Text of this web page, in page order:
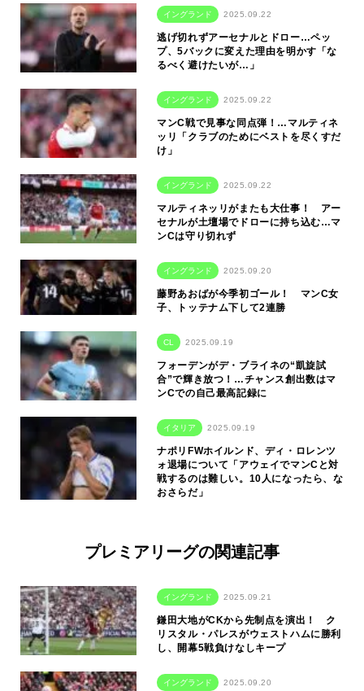
イングランド 2025.09.22
逃げ切れずアーセナルとドロー…ペッ
プ、5バックに変えた理由を明かす「な
るべく避けたいが…」
イングランド 2025.09.22
マンC戦で見事な同点弾！…マルティネ
ッリ「クラブのためにベストを尽くすだ
け」
イングランド 2025.09.22
マルティネッリがまたも大仕事！ アー
セナルが土壇場でドローに持ち込む…マ
ンCは守り切れず
イングランド 2025.09.20
藤野あおばが今季初ゴール！ マンC女
子、トッテナム下して2連勝
CL 2025.09.19
フォーデンがデ・ブライネの“凱旋試
合”で輝き放つ！…チャンス創出数はマ
ンCでの自己最高記録に
イタリア 2025.09.19
ナポリFWホイルンド、ディ・ロレンツ
ォ退場について「アウェイでマンCと対
戦するのは難しい。10人になったら、な
おさらだ」
プレミアリーグの関連記事
イングランド 2025.09.21
鎌田大地がCKから先制点を演出！ ク
リスタル・パレスがウェストハムに勝利
し、開幕5戦負けなしキープ
イングランド 2025.09.20